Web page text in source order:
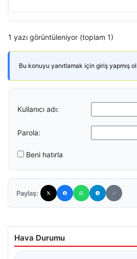
1 yazı görüntüleniyor (toplam 1)
Bu konuyu yanıtlamak için giriş yapmış
Kullanıcı adı:
Parola:
Beni hatırla
Paylaş:
Hava Durumu